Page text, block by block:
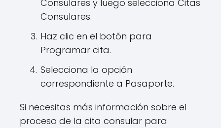
Consulares y luego selecciona Citas
Consulares.
Haz clic en el botón para
Programar cita.
Selecciona la opción
correspondiente a Pasaporte.
Si necesitas más información sobre el
proceso de la cita consular para